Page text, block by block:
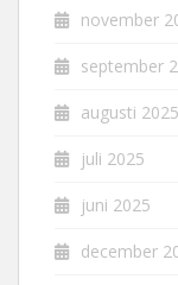
november
september
augusti 2025
juli 2025
juni 2025
december